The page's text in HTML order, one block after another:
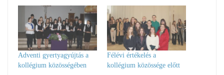
Adventi gyertyagyújtás a
kollégium közösségében
Félévi értékelés a
kollégium közössége előtt